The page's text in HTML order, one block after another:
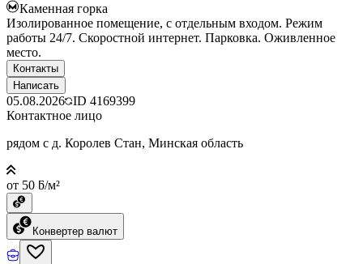
Каменная горка
Изолированное помещение, с отдельным входом. Режим
работы 24/7. Скоростной интернет. Парковка. Оживленное
место.
Контакты
Написать
05.08.2026 ID 4169399
Контактное лицо
рядом с д. Королев Стан, Минская область
от 50 ƃ/м²
Конвертер валют